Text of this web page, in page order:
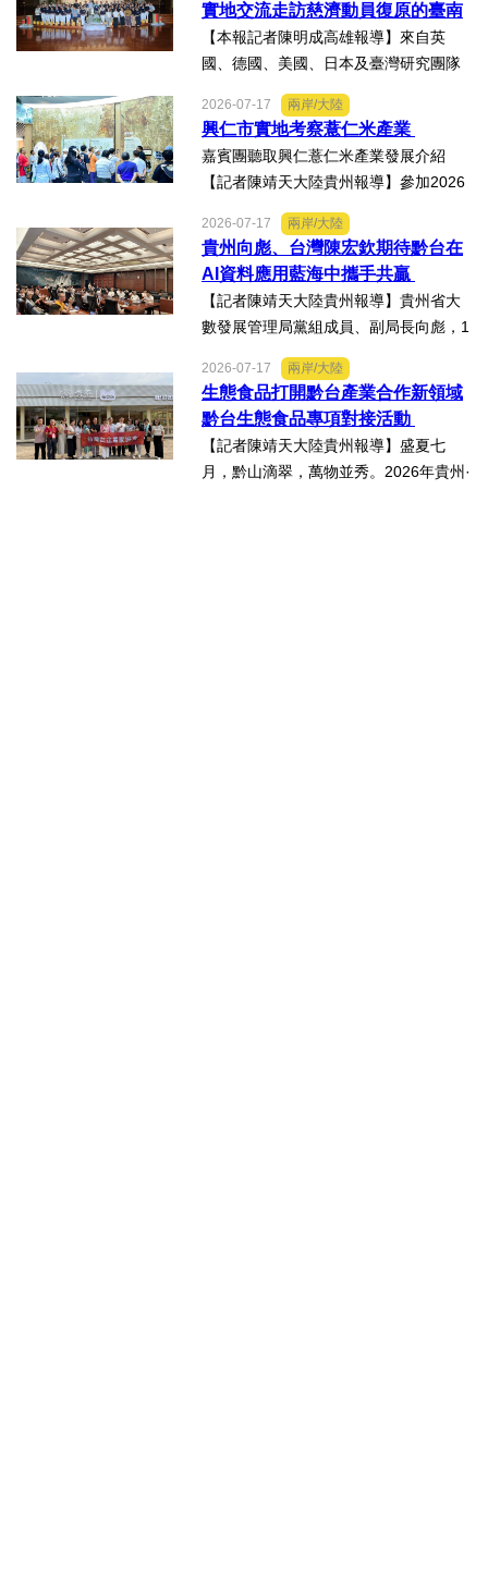
高雄市林園區廣應廟公益演...
實地交流走訪慈濟動員復原的臺南
楠西地震及丹娜絲風災區
【本報記者陳明成高雄報導】來自英
國、德國、美國、日本及臺灣研究團隊
及國際評審專家所參與為期四天，由國
科會舉辦的「貝蒙論壇」，實地交流活
動走訪臺南楠西地震及丹娜絲風災區，
慈濟動員資金與萬人次的復原...
2026-07-17 兩岸/大陸
興仁市實地考察薏仁米產業
嘉賓團聽取興仁薏仁米產業發展介紹
【記者陳靖天大陸貴州報導】參加2026
貴州·臺灣經貿交流合作懇談會、黔台特
色產業助力鄉村振興對接會的臺灣嘉賓
組團，7月15日，到興仁市實地考察，深
入調研興仁薏仁米...
2026-07-17 兩岸/大陸
貴州向彪、台灣陳宏欽期待黔台在
AI資料應用藍海中攜手共贏
【記者陳靖天大陸貴州報導】貴州省大
數發展管理局黨組成員、副局長向彪，1
4日，在2026年貴州・臺灣經貿交流合
作懇談會黔台大數據與人工智能產業對
接會上表示，召開黔台大數據與人工智
能產業對接會，旨在搭建兩...
2026-07-17 兩岸/大陸
生態食品打開黔台產業合作新領域
黔台生態食品專項對接活動
【記者陳靖天大陸貴州報導】盛夏七
月，黔山滴翠，萬物並秀。2026年貴州·